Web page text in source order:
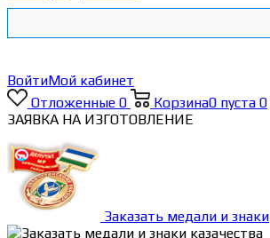
ВойтиМой кабинет
Отложенные 0 Корзина0 пуста 0
ЗАЯВКА НА ИЗГОТОВЛЕНИЕ
Заказать медали и знаки